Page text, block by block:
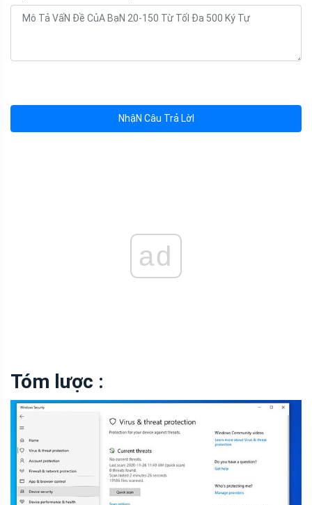
NhậN Câu Trả LờI
ad
Tóm lược :